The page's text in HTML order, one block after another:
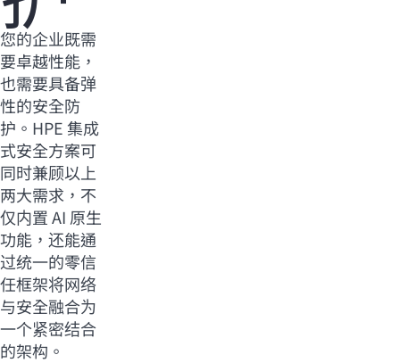
您的企业既需
要卓越性能，
也需要具备弹
性的安全防
护。HPE 集成
式安全方案可
同时兼顾以上
两大需求，不
仅内置 AI 原生
功能，还能通
过统一的零信
任框架将网络
与安全融合为
一个紧密结合
的架构。